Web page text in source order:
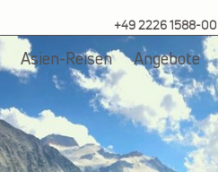
+49 2226 1588-00
Asien-Reisen Angebote